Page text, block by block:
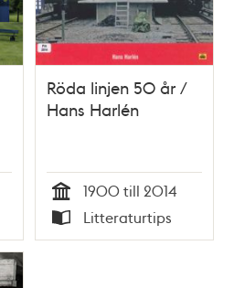
Röda linjen 50 år /
Hans Harlén
Tid
1900 till 2014
Typ
Litteraturtips